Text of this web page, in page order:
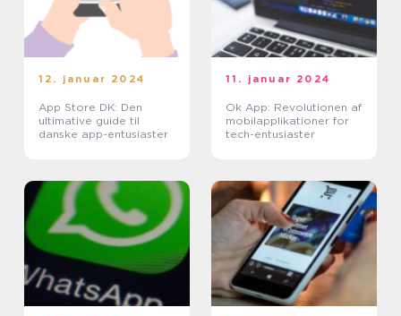
12. januar 2024
App Store DK: Den
ultimative guide til
danske app-entusiaster
11. januar 2024
Ok App: Revolutionen af
mobilapplikationer for
tech-entusiaster